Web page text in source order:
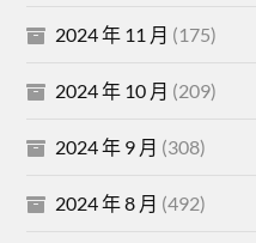
2024 年 11 月 (175)
2024 年 10 月 (209)
2024 年 9 月 (308)
2024 年 8 月 (492)